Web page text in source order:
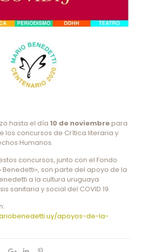
hasta el día 10 de noviembrepara
los concursos de Crítica literaria y
Humanos.
concursos, junto con el Fondo
Benedetti», son parte del apoyo de la
a la cultura uruguaya
sanitaria y social del COVID 19.
apoyos-de-la-